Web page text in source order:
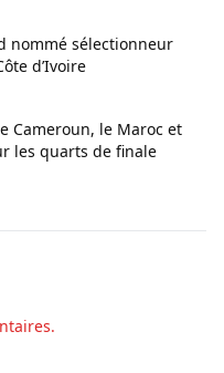
nommé sélectionneur
d’Ivoire
Cameroun, le Maroc et
les quarts de finale